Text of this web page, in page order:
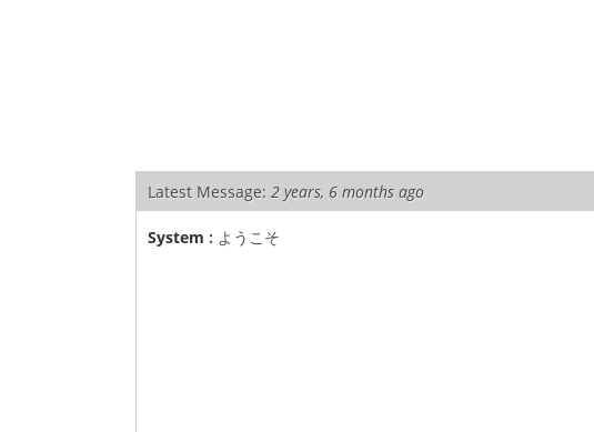
Latest Message: 2 years, 6 months ago
System : ようこそ